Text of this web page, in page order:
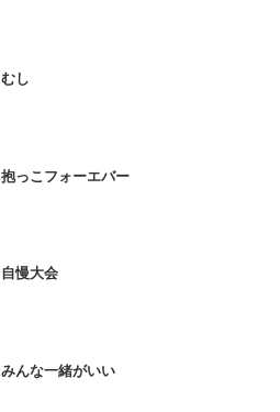
むし
抱っこフォーエバー
自慢大会
みんな一緒がいい